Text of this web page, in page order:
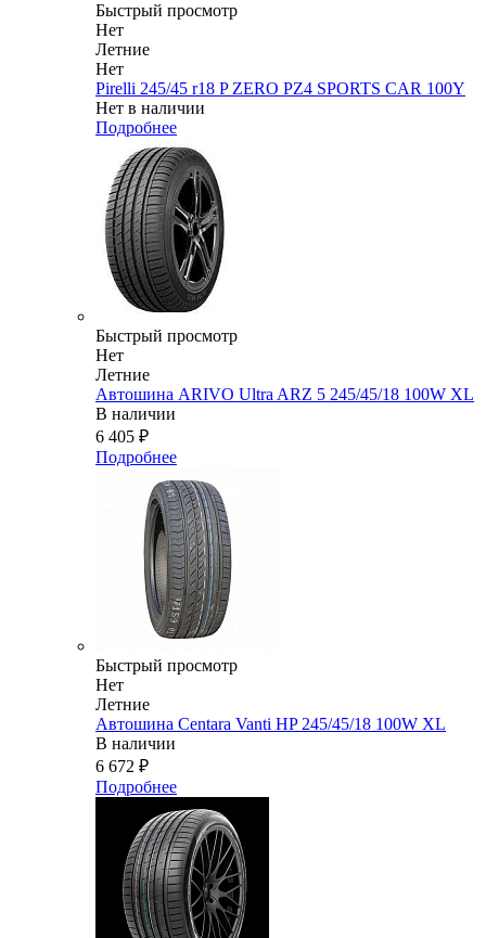
Быстрый просмотр
Нет
Летние
Нет
Pirelli 245/45 r18 P ZERO PZ4 SPORTS CAR 100Y
Нет в наличии
Подробнее
Быстрый просмотр
Нет
Летние
Автошина ARIVO Ultra ARZ 5 245/45/18 100W XL
В наличии
6 405 ₽
Подробнее
Быстрый просмотр
Нет
Летние
Автошина Centara Vanti HP 245/45/18 100W XL
В наличии
6 672 ₽
Подробнее